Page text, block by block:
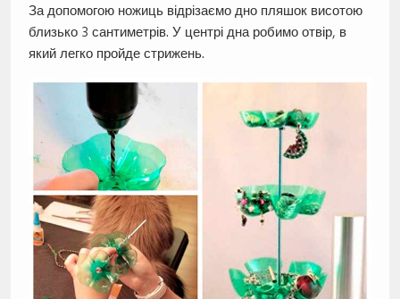
За допомогою ножиць відрізаємо дно пляшок висотою
близько 3 сантиметрів. У центрі дна робимо отвір, в
який легко пройде стрижень.